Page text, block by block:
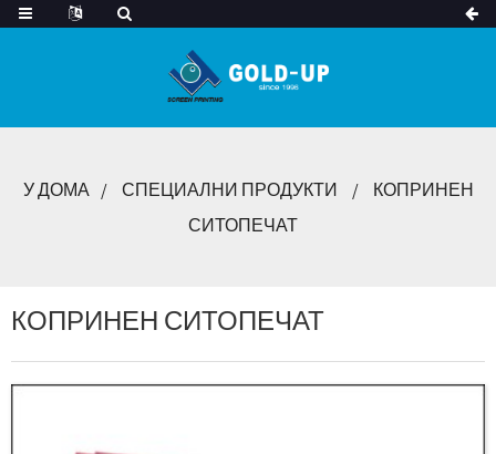
У ДОМА СПЕЦИАЛНИ ПРОДУКТИ
КОПРИНЕН
СИТОПЕЧАТ
КОПРИНЕН СИТОПЕЧАТ